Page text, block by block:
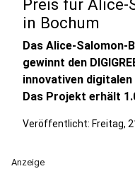
Preis für Alice-
in Bochum
Das Alice-Salomon-
gewinnt den
innovativen
Das Projekt erhält
Veröffentlicht: Freitag,
Anzeige